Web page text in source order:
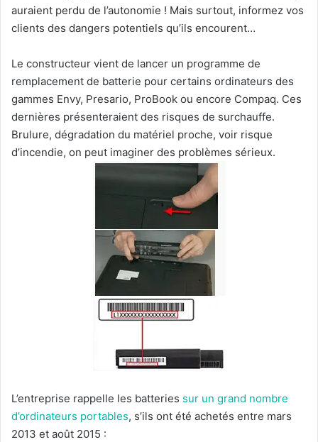
auraient perdu de l’autonomie ! Mais surtout, informez vos
clients des dangers potentiels qu’ils encourent…
Le constructeur vient de lancer un programme de
remplacement de batterie pour certains ordinateurs des
gammes Envy, Presario, ProBook ou encore Compaq. Ces
dernières présenteraient des risques de surchauffe.
Brulure, dégradation du matériel proche, voir risque
d’incendie, on peut imaginer des problèmes sérieux.
L’entreprise rappelle les batteries sur un grand nombre
d’ordinateurs portables, s’ils ont été achetés entre mars
2013 et août 2015 :